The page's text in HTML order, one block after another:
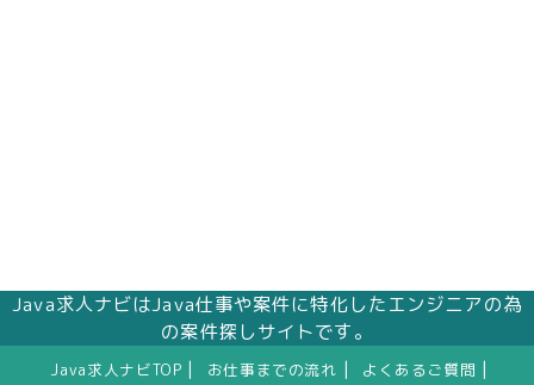
Java求人ナビはJava仕事や案件に特化したエンジニアの為
の案件探しサイトです。
Java求人ナビTOP お仕事までの流れ よくあるご質問